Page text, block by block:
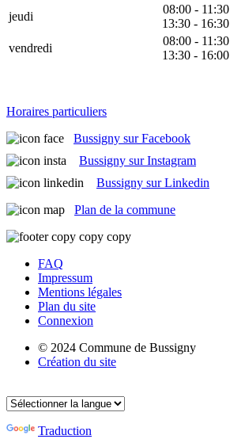
jeudi
08:00 - 11:30
13:30 - 16:30
vendredi
08:00 - 11:30
13:30 - 16:00
Horaires particuliers
Bussigny sur Facebook
Bussigny sur Instagram
Bussigny sur Linkedin
Plan de la commune
FAQ
Impressum
Mentions légales
Plan du site
Connexion
© 2024 Commune de Bussigny
Création du site
Traduction